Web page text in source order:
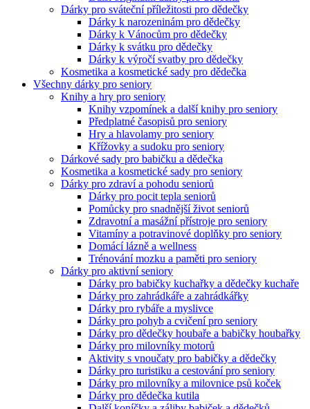
Dárky pro sváteční příležitosti pro dědečky
Dárky k narozeninám pro dědečky
Dárky k Vánocům pro dědečky
Dárky k svátku pro dědečky
Dárky k výročí svatby pro dědečky
Kosmetika a kosmetické sady pro dědečka
Všechny dárky pro seniory
Knihy a hry pro seniory
Knihy vzpomínek a další knihy pro seniory
Předplatné časopisů pro seniory
Hry a hlavolamy pro seniory
Křížovky a sudoku pro seniory
Dárkové sady pro babičku a dědečka
Kosmetika a kosmetické sady pro seniory
Dárky pro zdraví a pohodu seniorů
Dárky pro pocit tepla seniorů
Pomůcky pro snadnější život seniorů
Zdravotní a masážní přístroje pro seniory
Vitamíny a potravinové doplňky pro seniory
Domácí lázně a wellness
Trénování mozku a paměti pro seniory
Dárky pro aktivní seniory
Dárky pro babičky kuchařky a dědečky kuchaře
Dárky pro zahrádkáře a zahrádkářky
Dárky pro rybáře a myslivce
Dárky pro pohyb a cvičení pro seniory
Dárky pro dědečky houbaře a babičky houbařky
Dárky pro milovníky motorů
Aktivity s vnoučaty pro babičky a dědečky
Dárky pro turistiku a cestování pro seniory
Dárky pro milovníky a milovnice psů koček
Dárky pro dědečka kutila